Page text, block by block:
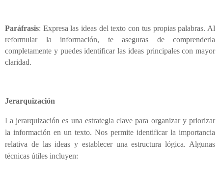
Paráfrasis: Expresa las ideas del texto con tus propias palabras. Al
reformular la información, te aseguras de comprenderla
completamente y puedes identificar las ideas principales con mayor
claridad.
Jerarquización
La jerarquización es una estrategia clave para organizar y priorizar
la información en un texto. Nos permite identificar la importancia
relativa de las ideas y establecer una estructura lógica. Algunas
técnicas útiles incluyen: